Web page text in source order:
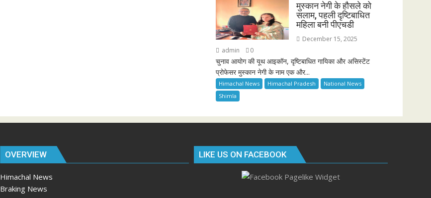
मुस्कान नेगी के हौसले को
सलाम, पहली दृष्टिबाधित
महिला बनी पीएचडी
December 15, 2025
admin
0
चुनाव आयोग की यूथ आइकॉन, दृष्टिबाधित गायिका और असिस्टेंट
प्रोफेसर मुस्कान नेगी के नाम एक और...
Himachal News Himachal Pradesh
National News
Shimla
OVERVIEW
Himachal News
Braking News
LIKE US ON FACEBOOK